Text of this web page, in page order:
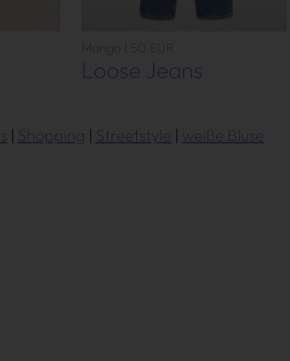
Loose Jeans
Mango | 50 EUR
Shopping Streetstyle weiße Bluse